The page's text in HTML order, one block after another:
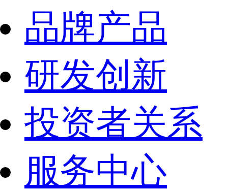
品牌产品
研发创新
投资者关系
服务中心